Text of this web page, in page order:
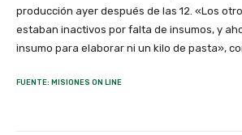
producción ayer después de las 12. «Los
estaban inactivos por falta de insumos, y
insumo para elaborar ni un kilo de pasta»,
FUENTE: MISIONES ON LINE